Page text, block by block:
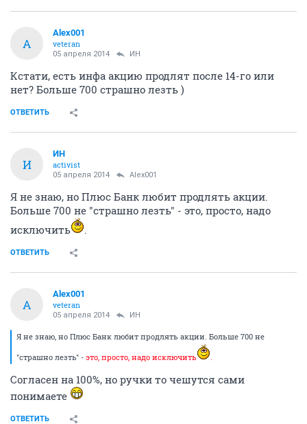
A
Alex001
veteran
05 апреля 2014 ИН
Кстати, есть инфа акцию продлят после 14-го или
нет? Больше 700 страшно лезть )
ОТВЕТИТЬ
И
ИН
activist
05 апреля 2014 Alex001
Я не знаю, но Плюс Банк любит продлять акции.
Больше 700 не "страшно лезть" - это, просто, надо
исключить
.
ОТВЕТИТЬ
A
Alex001
veteran
05 апреля 2014 ИН
Я не знаю, но Плюс Банк любит продлять акции. Больше 700 не
"страшно лезть" - это, просто, надо исключить .
Согласен на 100%, но ручки то чешутся сами
понимаете
ОТВЕТИТЬ